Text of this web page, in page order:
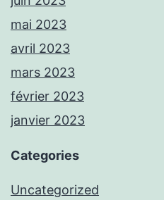
mai 2023
avril 2023
mars 2023
février 2023
janvier 2023
Categories
Uncategorized